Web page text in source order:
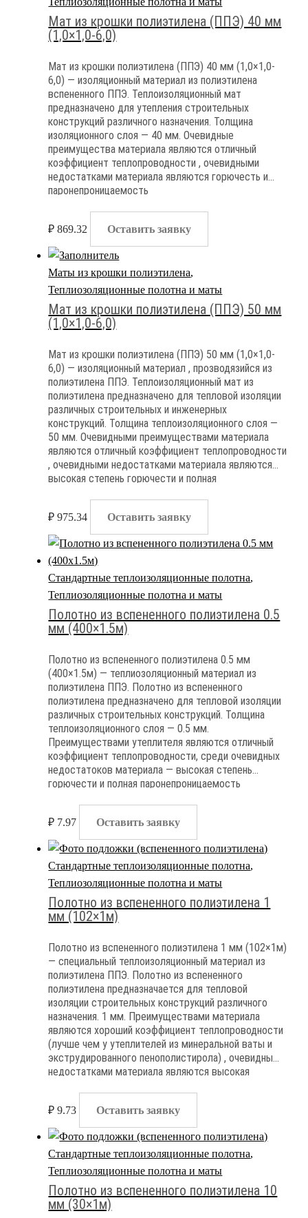
Мат из крошки полиэтилена (ППЭ) 40 мм
(1,0×1,0-6,0)
Мат из крошки полиэтилена (ППЭ) 40 мм (1,0×1,0-
6,0) — изоляционный материал из полиэтилена
вспененного ППЭ. Теплоизоляционный мат
предназначено для утепления строительных
конструкций различного назначения. Толщина
изоляционного слоя — 40 мм. Очевидные
преимущества материала являются отличный
коэффициент теплопроводности , очевидными
недостатками материала являются горючесть и
паронепроницаемость
₽ 869.32 Оставить заявку
Маты из крошки полиэтилена,
Теплиозоляционные полотна и маты
Мат из крошки полиэтилена (ППЭ) 50 мм
(1,0×1,0-6,0)
Мат из крошки полиэтилена (ППЭ) 50 мм (1,0×1,0-
6,0) — изоляционный материал , прозводязийся из
полиэтилена ППЭ. Теплоизоляционный мат из
полиэтилена предназначено для тепловой изоляции
различных строительных и инженерных
конструкций. Толщина теплоизоляционного слоя —
50 мм. Очевидными преимуществами материала
являются отличный коэффициент теплопроводности
, очевидными недостатками материала являются
высокая степень горючести и полная
₽ 975.34 Оставить заявку
Стандартные теплоизоляционные полотна,
Теплиозоляционные полотна и маты
Полотно из вспененного полиэтилена 0.5
мм (400×1.5м)
Полотно из вспененного полиэтилена 0.5 мм
(400×1.5м) — теплиозоляционный материал из
полиэтилена ППЭ. Полотно из вспененного
полиэтилена предназначено для тепловой изоляции
различных строительных конструкций. Толщина
теплоизоляционного слоя — 0.5 мм.
Преимуществами утеплителя являются отличный
коэффициент теплопроводности, среди очевидных
недостатоков материала — высокая степень
горючести и полная паронепроницаемость
₽ 7.97 Оставить заявку
Стандартные теплоизоляционные полотна,
Теплиозоляционные полотна и маты
Полотно из вспененного полиэтилена 1
мм (102×1м)
Полотно из вспененного полиэтилена 1 мм (102×1м)
— специальный теплоизоляционный материал из
полиэтилена ППЭ. Полотно из вспененного
полиэтилена предназначается для тепловой
изоляции строительных конструкций различного
назначения. 1 мм. Преимуществами материала
являются хороший коэффициент теплопроводности
(лучше чем у утеплителей из минеральной ваты и
экструдированного пенополистирола) , очевидными
недостатками материала являются высокая
₽ 9.73 Оставить заявку
Стандартные теплоизоляционные полотна,
Теплиозоляционные полотна и маты
Полотно из вспененного полиэтилена 10
мм (30×1м)